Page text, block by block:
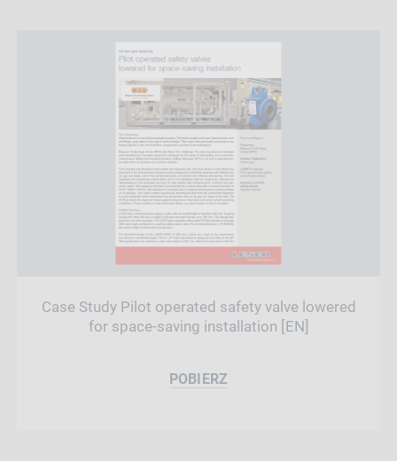
Case Study Pilot operated safety valve lowered
for space-saving installation [EN]
POBIERZ